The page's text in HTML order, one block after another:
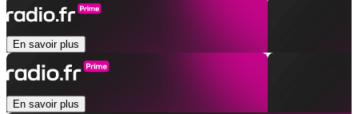
En savoir plus
En savoir plus